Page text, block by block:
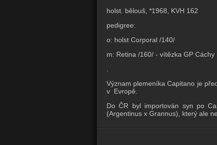
holst. bělouš, *1968, KVH 162
pedigree:
o: holst Corporal /140/
m: Retina /160/ - vítězka GP
Význam plemeníka Capitano je
v Evropě.
Do ČR byl importován syn po
(Argentinus x Grannus), který ale